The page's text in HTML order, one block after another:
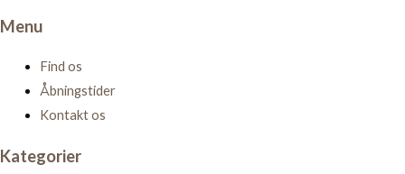
Menu
Find os
Åbningstider
Kontakt os
Kategorier